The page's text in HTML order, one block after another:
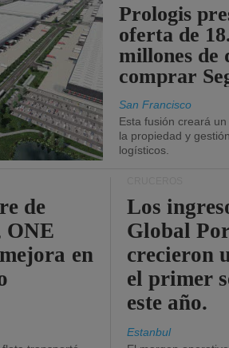
Prologis
oferta de
millones de
comprar
San Francisco
Esta fusión creará
la propiedad y
logísticos.
de
ONE
en
Los
Global
crecieron
el primer
este año.
Estanbul